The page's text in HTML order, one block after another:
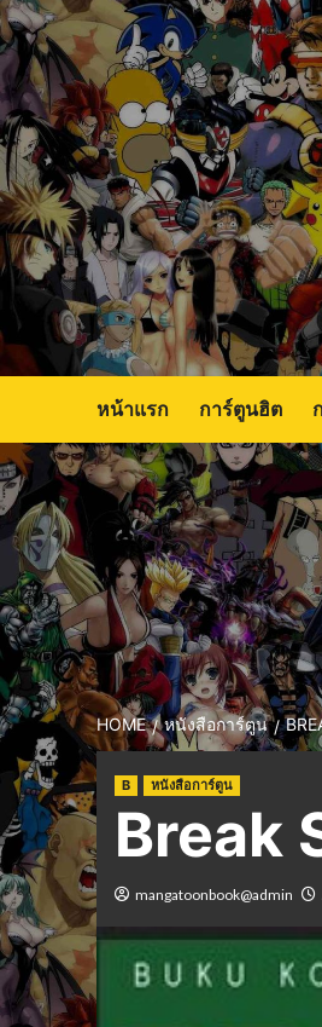
Skip
to
content
หน้าแรก การ์ตูนฮิต
HOME หนังสือการ์ตูน
B หนังสือการ์ตูน
Break
mangatoonbook@admin